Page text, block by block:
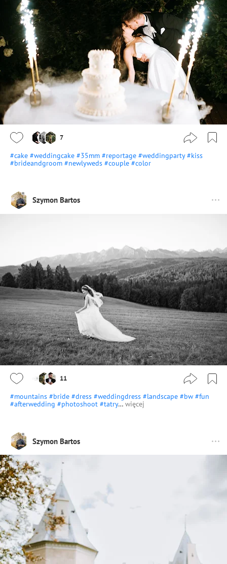
7
#cake #weddingcake #35mm #reportage #weddingparty #kiss
#brideandgroom #newlyweds #couple #color
Szymon Bartos
11
#mountains #bride #dress #weddingdress #landscape #bw #fun
#afterwedding #photoshoot #tatry… więcej
Szymon Bartos